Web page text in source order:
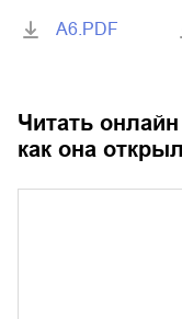
A6.PDF
Читать онлайн
как она